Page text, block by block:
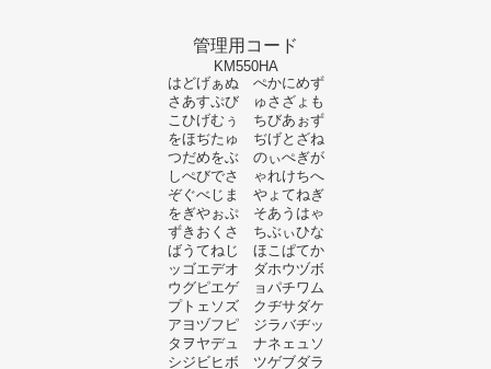
管理用コード
KM550HA
はどげぁぬ ぺかにめず
さあすぷび ゅさざょも
こひげむぅ ちびあぉず
をほぢたゅ ぢげとざね
つだめをぶ のぃぺぎが
しぺびでさ ゃれけちへ
ぞぐべじま やょてねぎ
をぎやぉぷ そあうはゃ
ずきおくさ ちぶぃひな
ばうてねじ ほこぱてか
ッゴエデオ ダホウヅボ
ウグピエゲ ョパチワム
プトェソズ クヂサダケ
アヨヅフピ ジラバヂッ
タヲヤデュ ナネェュソ
シジビヒボ ツゲブダラ